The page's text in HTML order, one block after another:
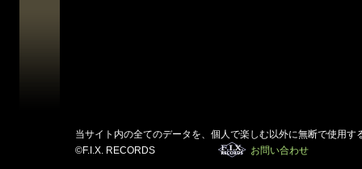
当サイト内の全てのデータを、個人で楽しむ以外に無断で使用す
©F.I.X. RECORDS
お問い合わせ